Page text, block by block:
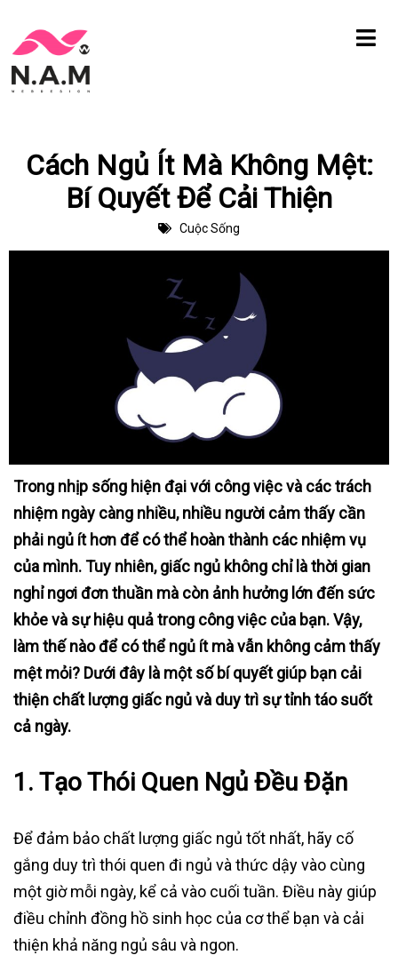
Chuyển
tới
Cách Ngủ Ít Mà Không Mệt:
Bí Quyết Để Cải Thiện
Cuộc Sống
Trong nhịp sống hiện đại với công việc và các trách
nhiệm ngày càng nhiều, nhiều người cảm thấy cần
phải ngủ ít hơn để có thể hoàn thành các nhiệm vụ
của mình. Tuy nhiên, giấc ngủ không chỉ là thời gian
nghỉ ngơi đơn thuần mà còn ảnh hưởng lớn đến sức
khỏe và sự hiệu quả trong công việc của bạn. Vậy,
làm thế nào để có thể ngủ ít mà vẫn không cảm thấy
mệt mỏi? Dưới đây là một số bí quyết giúp bạn cải
thiện chất lượng giấc ngủ và duy trì sự tỉnh táo suốt
cả ngày.
1. Tạo Thói Quen Ngủ Đều Đặn
Để đảm bảo chất lượng giấc ngủ tốt nhất, hãy cố
gắng duy trì thói quen đi ngủ và thức dậy vào cùng
một giờ mỗi ngày, kể cả vào cuối tuần. Điều này giúp
điều chỉnh đồng hồ sinh học của cơ thể bạn và cải
thiện khả năng ngủ sâu và ngon.